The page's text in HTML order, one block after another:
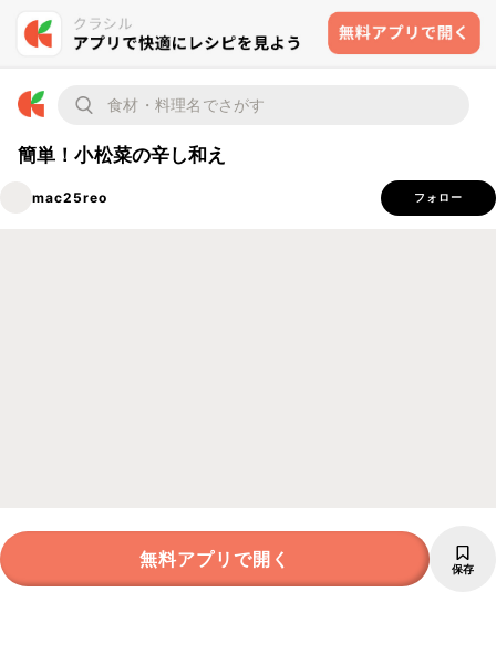
簡単！小松菜の辛し和え
mac25reo フォロー
無料アプリで開く 保存